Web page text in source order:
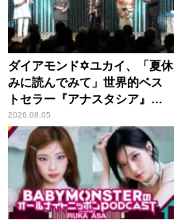
ダイアモンド✡ユカイ、「夏休
みに読んでみて」世界的ベス
トセラー『アナスタシア』を
紹介
2026.08.05